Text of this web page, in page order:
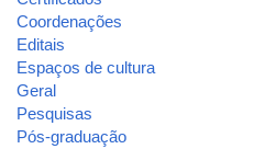
Coordenações
Editais
Espaços de cultura
Geral
Pesquisas
Pós-graduação